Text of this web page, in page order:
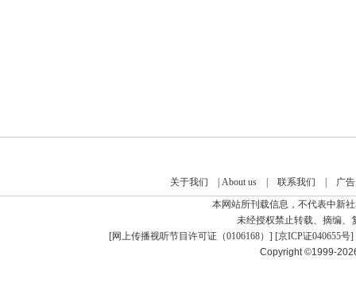
关于我们 About us| 联系我们
广
本网站所刊载信息，不代表中新
未经授权禁止转载、摘编、
[网上传播视听节目许可证（0106168） ] [京ICP证040655号]
Copyright ©1999-